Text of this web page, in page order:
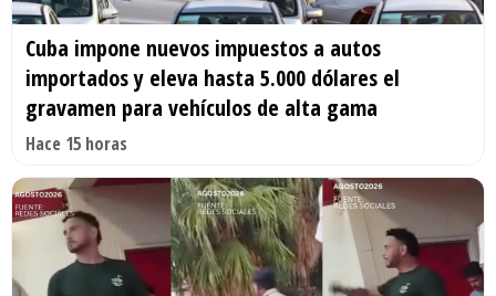
Cuba impone nuevos impuestos a autos
importados y eleva hasta 5.000 dólares el
gravamen para vehículos de alta gama
Hace 15 horas